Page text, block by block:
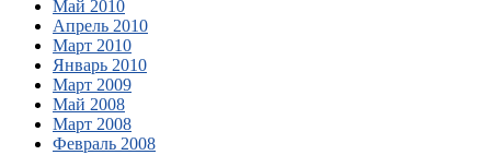
Май 2010
Апрель 2010
Март 2010
Январь 2010
Март 2009
Май 2008
Март 2008
Февраль 2008